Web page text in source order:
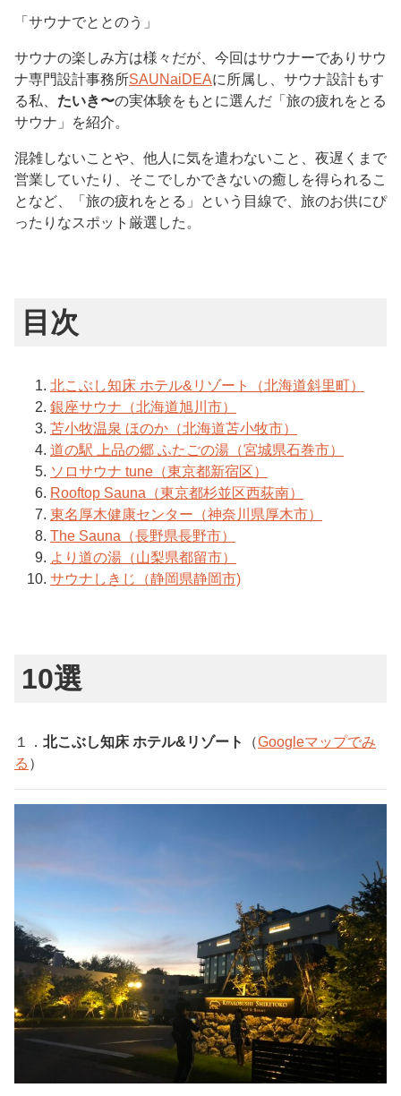
「サウナでととのう」
サウナの楽しみ方は様々だが、今回はサウナーでありサウ
ナ専門設計事務所SAUNaiDEAに所属し、サウナ設計もす
る私、 たいき〜の実体験をもとに選んだ「旅の疲れをとる
サウナ」を紹介。
混雑しないことや、他人に気を遣わないこと、夜遅くまで
営業していたり、そこでしかできないの癒しを得られるこ
となど、「旅の疲れをとる」という目線で、旅のお供にぴ
ったりなスポット厳選した。
目次
北こぶし知床 ホテル&リゾート（北海道斜里町）
銀座サウナ（北海道旭川市）
苫小牧温泉 ほのか（北海道苫小牧市）
道の駅 上品の郷 ふたごの湯（宮城県石巻市）
ソロサウナ tune（東京都新宿区）
Rooftop Sauna（東京都杉並区西荻南）
東名厚木健康センター（神奈川県厚木市）
The Sauna（長野県長野市）
より道の湯（山梨県都留市）
サウナしきじ（静岡県静岡市)
10選
１． 北こぶし知床 ホテル&リゾート （Googleマップでみ
る ）